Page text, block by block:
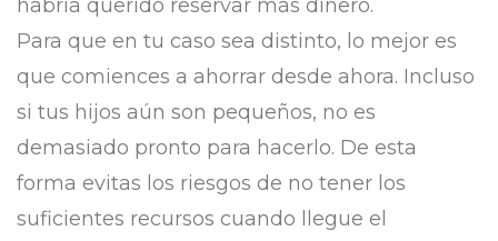
habría querido reservar más dinero.
Para que en tu caso sea distinto, lo mejor es
que comiences a ahorrar desde ahora. Incluso
si tus hijos aún son pequeños, no es
demasiado pronto para hacerlo. De esta
forma evitas los riesgos de no tener los
suficientes recursos cuando llegue el